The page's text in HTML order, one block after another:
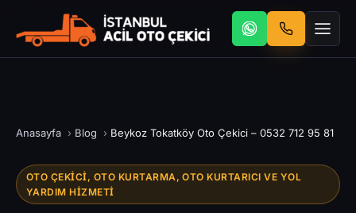
Anasayfa › Blog › Beykoz Tokatköy Oto Çekici – 0532 712 95 81
OTO ÇEKICI, OTO KURTARMA, OTO KURTARICI VE YOL
YARDIM HIZMETI